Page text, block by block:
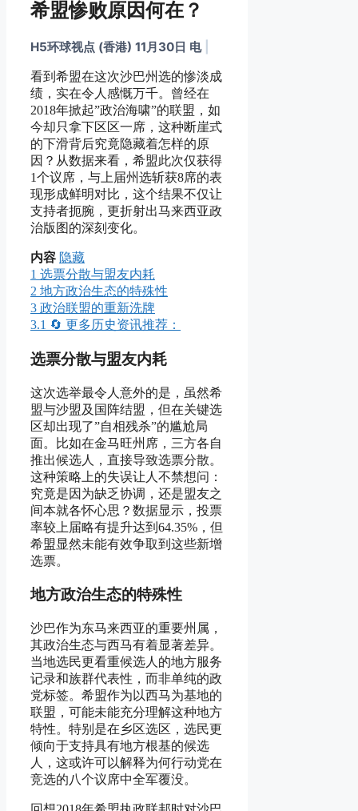
希盟惨败原因何在？
H5环球视点 (香港) 11月30日 电
看到希盟在这次沙巴州选的惨淡成
绩，实在令人感慨万千。曾经在
2018年掀起”政治海啸”的联盟，如
今却只拿下区区一席，这种断崖式
的下滑背后究竟隐藏着怎样的原
因？从数据来看，希盟此次仅获得
1个议席，与上届州选斩获8席的表
现形成鲜明对比，这个结果不仅让
支持者扼腕，更折射出马来西亚政
治版图的深刻变化。
内容 隐藏
1 选票分散与盟友内耗
2 地方政治生态的特殊性
3 政治联盟的重新洗牌
3.1 🔄 更多历史资讯推荐：
选票分散与盟友内耗
这次选举最令人意外的是，虽然希
盟与沙盟及国阵结盟，但在关键选
区却出现了”自相残杀”的尴尬局
面。比如在金马旺州席，三方各自
推出候选人，直接导致选票分散。
这种策略上的失误让人不禁想问：
究竟是因为缺乏协调，还是盟友之
间本就各怀心思？数据显示，投票
率较上届略有提升达到64.35%，但
希盟显然未能有效争取到这些新增
选票。
地方政治生态的特殊性
沙巴作为东马来西亚的重要州属，
其政治生态与西马有着显著差异。
当地选民更看重候选人的地方服务
记录和族群代表性，而非单纯的政
党标签。希盟作为以西马为基地的
联盟，可能未能充分理解这种地方
特性。特别是在乡区选区，选民更
倾向于支持具有地方根基的候选
人，这或许可以解释为何行动党在
竞选的八个议席中全军覆没。